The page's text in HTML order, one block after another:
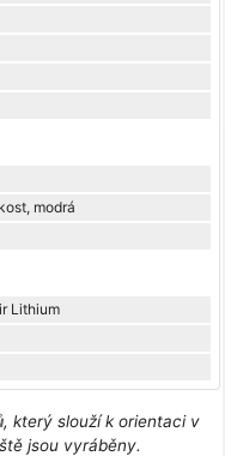
modrá
Lithium
, který slouží k orientaci v
jsou vyráběny.